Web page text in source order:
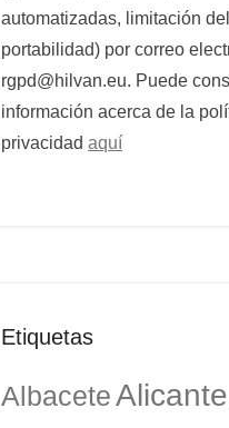
automatizadas, limitación
portabilidad) por correo
rgpd@hilvan.eu. Puede
información acerca de la
privacidad aquí
Etiquetas
AlbaceteAlicante